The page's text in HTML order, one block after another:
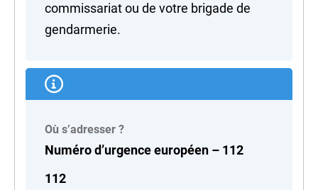
commissariat ou de votre brigade de
gendarmerie.
Où s’adresser ?
Numéro d’urgence européen – 112
112